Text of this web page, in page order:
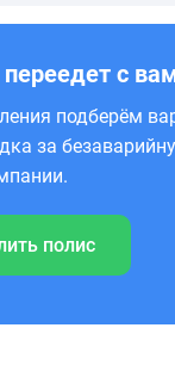
с
подберём
за
полис